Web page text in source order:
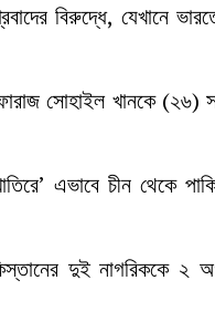
বিরুদ্ধে, যেখানে
সোহাইল খানকে (২৬)
এভাবে চীন থেকে
দুই নাগরিককে ২